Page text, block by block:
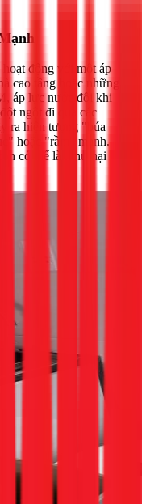
hoạt động với một áp
cao tầng hoặc những
áp lực nước đôi khi
ngột đi qua các
ra hiện tượng "búa
hoặc "rầm" mạnh.
có thể làm hư hại